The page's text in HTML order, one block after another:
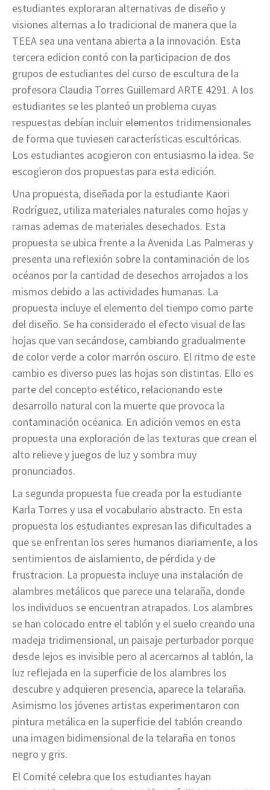
estudiantes exploraran alternativas de diseño y
visiones alternas a lo tradicional de manera que la
TEEA sea una ventana abierta a la innovación. Esta
tercera edicion contó con la participacion de dos
grupos de estudiantes del curso de escultura de la
profesora Claudia Torres Guillemard ARTE 4291. A los
estudiantes se les planteó un problema cuyas
respuestas debían incluir elementos tridimensionales
de forma que tuviesen características escultóricas.
Los estudiantes acogieron con entusiasmo la idea. Se
escogieron dos propuestas para esta edición.
Una propuesta, diseñada por la estudiante Kaori
Rodríguez, utiliza materiales naturales como hojas y
ramas ademas de materiales desechados. Esta
propuesta se ubica frente a la Avenida Las Palmeras y
presenta una reflexión sobre la contaminación de los
océanos por la cantidad de desechos arrojados a los
mismos debido a las actividades humanas. La
propuesta incluye el elemento del tiempo como parte
del diseño. Se ha considerado el efecto visual de las
hojas que van secándose, cambiando gradualmente
de color verde a color marrón oscuro. El ritmo de este
cambio es diverso pues las hojas son distintas. Ello es
parte del concepto estético, relacionando este
desarrollo natural con la muerte que provoca la
contaminación océanica. En adición vemos en esta
propuesta una exploración de las texturas que crean el
alto relieve y juegos de luz y sombra muy
pronunciados.
La segunda propuesta fue creada por la estudiante
Karla Torres y usa el vocabulario abstracto. En esta
propuesta los estudiantes expresan las dificultades a
que se enfrentan los seres humanos diariamente, a los
sentimientos de aislamiento, de pérdida y de
frustracion. La propuesta incluye una instalación de
alambres metálicos que parece una telaraña, donde
los individuos se encuentran atrapados. Los alambres
se han colocado entre el tablón y el suelo creando una
madeja tridimensional, un paisaje perturbador porque
desde lejos es invisible pero al acercarnos al tablón, la
luz reflejada en la superficie de los alambres los
descubre y adquieren presencia, aparece la telaraña.
Asimismo los jóvenes artistas experimentaron con
pintura metálica en la superficie del tablón creando
una imagen bidimensional de la telaraña en tonos
negro y gris.
El Comité celebra que los estudiantes hayan